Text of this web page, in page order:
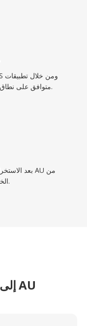
Java — متوافق على نطاق واسع عبر المنصات التقنية.
الخوادم خلال 24 ساعة.
كيفية تحويل F4V إلى AU